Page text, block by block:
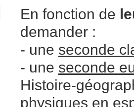
En fonction de
demander :
- une seconde
- une seconde
Histoire-
physiques en